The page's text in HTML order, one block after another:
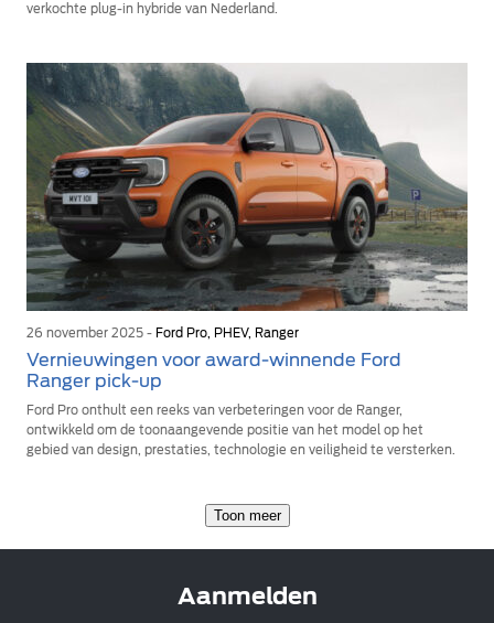
verkochte plug-in hybride van Nederland.
26 november 2025 - Ford Pro, PHEV, Ranger
Vernieuwingen voor award-winnende Ford
Ranger pick-up
Ford Pro onthult een reeks van verbeteringen voor de Ranger,
ontwikkeld om de toonaangevende positie van het model op het
gebied van design, prestaties, technologie en veiligheid te versterken.
Toon meer
Aanmelden